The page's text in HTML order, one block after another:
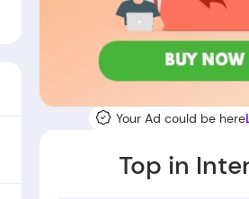
Your Ad could be here
Top in